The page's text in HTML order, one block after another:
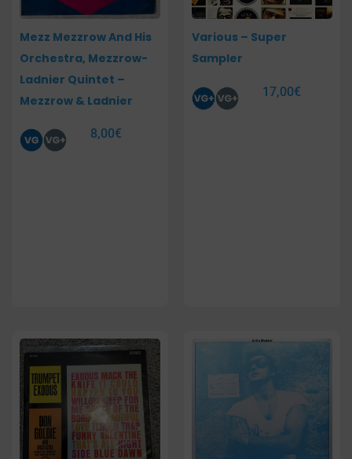
Mezz Mezzrow And His
Orchestra, Mezzrow-
Ladnier Quintet –
Mezzrow & Ladnier
8,00€
Various – Super
Sampler
17,00€